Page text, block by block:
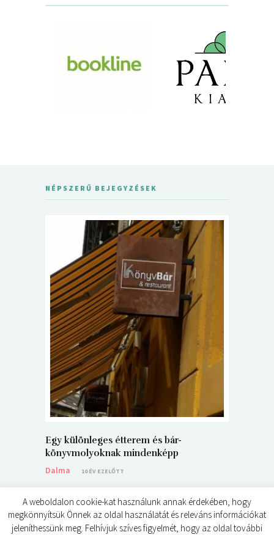
NÉPSZERŰ BEJEGYZÉSEK
Egy különleges étterem és bár-
könyvmolyoknak mindenképp
Dalma
10 ÉV EZELŐTT
A weboldalon cookie-kat használunk annak érdekében, hogy
megkönnyítsük Önnek az oldal használatát és releváns információkat
jeleníthessünk meg. Felhívjuk szíves figyelmét, hogy az oldal további